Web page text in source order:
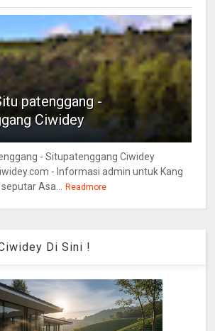
patenggang -
Ciwidey
- Situpatenggang Ciwidey
- Informasi admin untuk Kang
Asa...
Readmore
Di Sini !